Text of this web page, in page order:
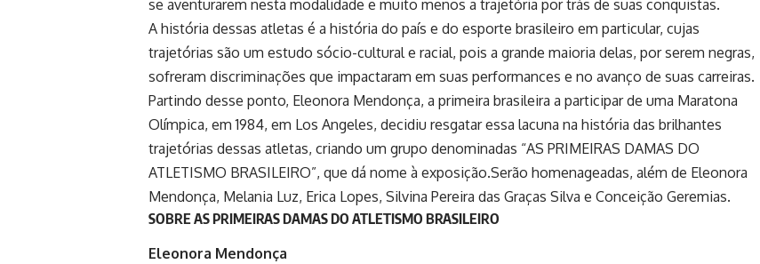
se aventurarem nesta modalidade e muito menos a trajetória por trás de suas conquistas.
A história dessas atletas é a história do país e do esporte brasileiro em particular, cujas
trajetórias são um estudo sócio-cultural e racial, pois a grande maioria delas, por serem negras,
sofreram discriminações que impactaram em suas performances e no avanço de suas carreiras.
Partindo desse ponto, Eleonora Mendonça, a primeira brasileira a participar de uma Maratona
Olímpica, em 1984, em Los Angeles, decidiu resgatar essa lacuna na história das brilhantes
trajetórias dessas atletas, criando um grupo denominadas “AS PRIMEIRAS DAMAS DO
ATLETISMO BRASILEIRO”, que dá nome à exposição.Serão homenageadas, além de Eleonora
Mendonça, Melania Luz, Erica Lopes, Silvina Pereira das Graças Silva e Conceição Geremias.
SOBRE AS PRIMEIRAS DAMAS DO ATLETISMO BRASILEIRO
Eleonora Mendonça